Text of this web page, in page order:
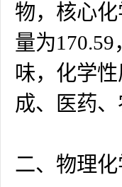
物，核心
量为
味，化学
成、医药
二、物理